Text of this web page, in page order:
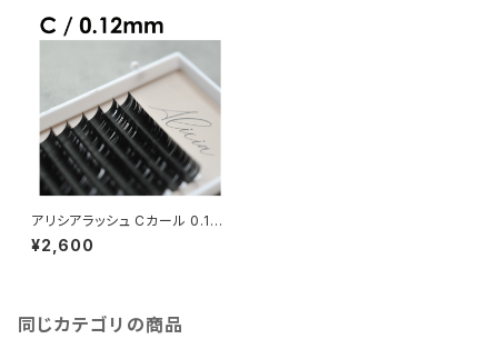
アリシアラッシュ Cカール 0.12
mm
¥2,600
同じカテゴリの商品